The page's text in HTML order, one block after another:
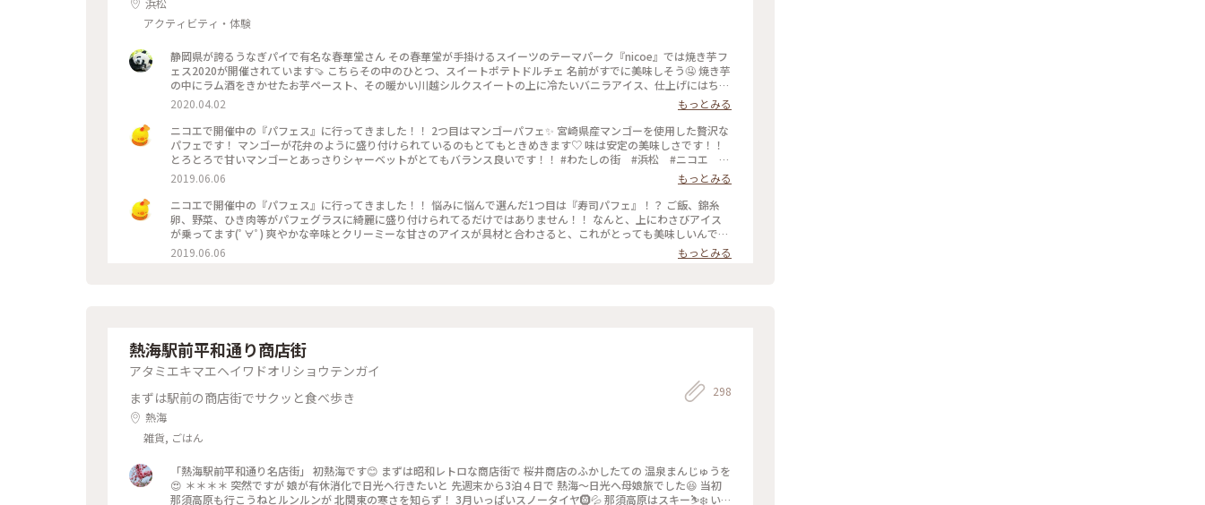
アクティビティ・体験
静岡県が誇るうなぎパイで有名な春華堂さん その春華堂が手掛けるスイーツのテーマパーク『nicoe』では焼き芋フ
ェス2020が開催されています🍠 こちらその中のひとつ、スイートポテトドルチェ 名前がすでに美味しそう🤤 焼き芋
の中にラム酒をきかせたお芋ペースト、その暖かい川越シルクスイートの上に冷たいバニラアイス、仕上げにはちみ
つを上からたっぷり😍😍😍 こんなん美味しくないわけがないっ‼️ もちろん美味しくいただきました😋 こちらは店内
イートインで食べられるものですがそれ以外にさつまいも入りのチキンカレーや焼き芋のポタージュ、お持ち帰りが
できる焼きいモンブランやいもあわ団子、時間で焼きあがる超蜜焼き芋などがありました🤔 それ以外にもまだライ
ンナップはありましたよ～☝️ 焼き芋フェス2020は4/5日曜日まで❗ ※コロナ問題で中々出掛けるのも大変な時期です
が、入り口ではアルコールのスプレーなどが置いてありました 店内などは密閉密集空間なのでサッと買って帰って
きたり、外のテラス席を使ったり私はしてきました 都市部では自粛が求められてはいますが、地域や場所など自分
で考え自分で出来る予防でいいかと思っています もちろんこの先のことはわかりませんが…😅 #甘いものは正義#焼
き芋#お芋#春華堂#浜松#ことりっぷ静岡
2020.04.02
もっとみる
ニコエで開催中の『パフェス』に行ってきました！！ 2つ目はマンゴーパフェ✨ 宮崎県産マンゴーを使用した贅沢な
パフェです！ マンゴーが花弁のように盛り付けられているのもとてもときめきます♡ 味は安定の美味しさです！！
とろとろで甘いマンゴーとあっさりシャーベットがとてもバランス良いです！！ #わたしの街 #浜松 #ニコエ #
パフェ
2019.06.06
もっとみる
ニコエで開催中の『パフェス』に行ってきました！！ 悩みに悩んで選んだ1つ目は『寿司パフェ』！？ ご飯、錦糸
卵、野菜、ひき肉等がパフェグラスに綺麗に盛り付けられてるだけではありません！！ なんと、上にわさびアイス
が乗ってます(ﾟ∀ﾟ) 爽やかな辛味とクリーミーな甘さのアイスが具材と合わさると、これがとっても美味しいんです
2019.06.06 もっとみる
熱海駅前平和通り商店街
アタミエキマエヘイワドオリショウテンガイ
まずは駅前の商店街でサクッと食べ歩き
熱海
雑貨, ごはん
298
「熱海駅前平和通り名店街」 初熱海です😊 まずは昭和レトロな商店街で 桜井商店のふかしたての 温泉まんじゅうを
😍 ＊＊＊＊ 突然ですが 娘が有休消化で日光へ行きたいと 先週末から3泊４日で 熱海〜日光へ母娘旅でした😆 当初
那須高原も行こうねとルンルンが 北関東の寒さを知らず！ 3月いっぱいスノータイヤ🛞💦 那須高原はスキー⛷️❄️ いろ